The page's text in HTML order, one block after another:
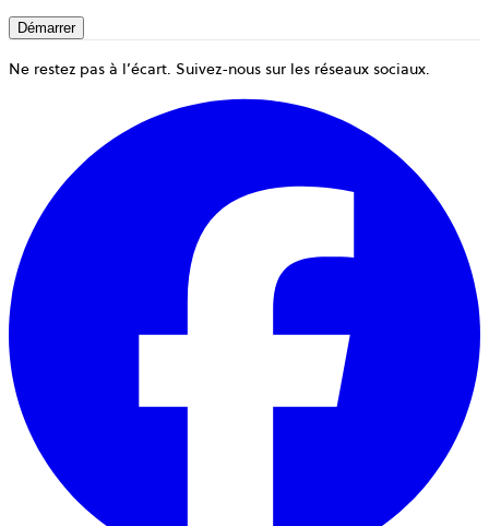
Démarrer
Ne restez pas à l’écart. Suivez-nous sur les réseaux sociaux.